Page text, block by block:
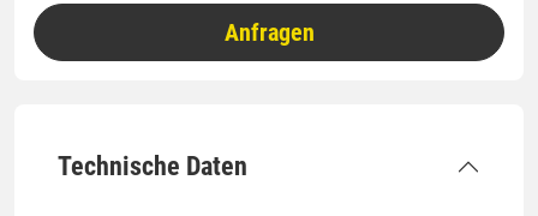
Technische Daten
Anfragen